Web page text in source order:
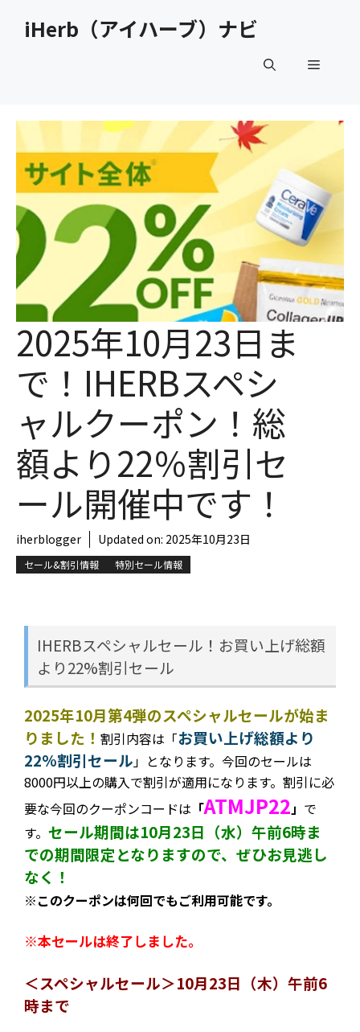
iHerb（アイハーブ）ナビ
メ
ュ
ー
2025年10月23日ま
で！IHERBスペシ
ャルクーポン！総
額より22％割引セ
ール開催中です！
iherblogger Updated on: 2025年10月23日
セール&割引情報 特別セール情報
IHERBスペシャルセール！お買い上げ総額
より22%割引セール
2025年10月第4弾のスペシャルセールが始ま
りました！ 割引内容は 「お買い上げ総額より
22%割引セール 」となります。今回のセールは
8000円以上の購入で割引が適用になります。割引に必
要な今回のクーポンコードは 「ATMJP22 」 で
す。 セール期間は10月23日（水）午前6時ま
での期間限定となりますので、ぜひお見逃し
なく！
※このクーポンは何回でもご利用可能です。
※本セールは終了しました。
＜スペシャルセール＞10月23日（木）午前6
時まで